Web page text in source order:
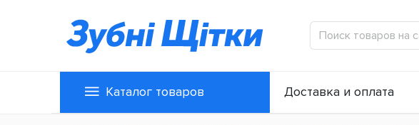
Каталог товаров Доставка и оплата